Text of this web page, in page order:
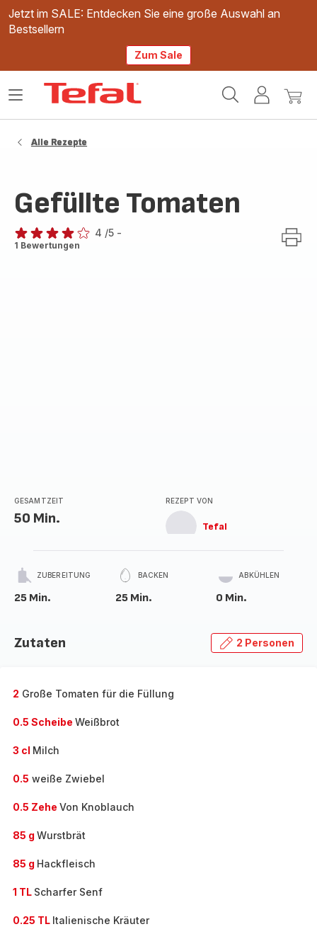
Jetzt im SALE: Entdecken Sie eine große Auswahl an
Bestsellern
Zum Sale
Mein
Mein
Das
Alle Rezepte
Gefüllte Tomaten
Bewertung
4 /5 -
1 Bewertungen
GESAMTZEIT
50 Min.
REZEPT VON
Tefal
ZUBEREITUNG
25 Min.
BACKEN
25 Min.
ABKÜHLEN
0 Min.
Zutaten 2 Personen
2 Große Tomaten für die Füllung
0.5 Scheibe Weißbrot
3 cl Milch
0.5 weiße Zwiebel
0.5 Zehe Von Knoblauch
85 g Wurstbrät
85 g Hackfleisch
1 TL Scharfer Senf
0.25 TL Italienische Kräuter